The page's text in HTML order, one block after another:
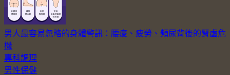
男人最容易忽略的身體警訊：腰痠、疲勞、頻尿背後的腎虛危
機
專科調理
男性保健